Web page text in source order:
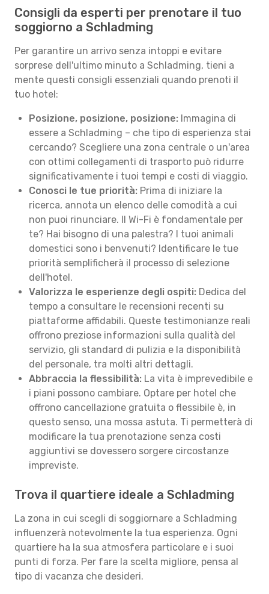
Consigli da esperti per prenotare il tuo
soggiorno a Schladming
Per garantire un arrivo senza intoppi e evitare
sorprese dell'ultimo minuto a Schladming, tieni a
mente questi consigli essenziali quando prenoti il
tuo hotel:
Posizione, posizione, posizione: Immagina di
essere a Schladming – che tipo di esperienza stai
cercando? Scegliere una zona centrale o un'area
con ottimi collegamenti di trasporto può ridurre
significativamente i tuoi tempi e costi di viaggio.
Conosci le tue priorità: Prima di iniziare la
ricerca, annota un elenco delle comodità a cui
non puoi rinunciare. Il Wi-Fi è fondamentale per
te? Hai bisogno di una palestra? I tuoi animali
domestici sono i benvenuti? Identificare le tue
priorità semplificherà il processo di selezione
dell'hotel.
Valorizza le esperienze degli ospiti: Dedica del
tempo a consultare le recensioni recenti su
piattaforme affidabili. Queste testimonianze reali
offrono preziose informazioni sulla qualità del
servizio, gli standard di pulizia e la disponibilità
del personale, tra molti altri dettagli.
Abbraccia la flessibilità: La vita è imprevedibile e
i piani possono cambiare. Optare per hotel che
offrono cancellazione gratuita o flessibile è, in
questo senso, una mossa astuta. Ti permetterà di
modificare la tua prenotazione senza costi
aggiuntivi se dovessero sorgere circostanze
impreviste.
Trova il quartiere ideale a Schladming
La zona in cui scegli di soggiornare a Schladming
influenzerà notevolmente la tua esperienza. Ogni
quartiere ha la sua atmosfera particolare e i suoi
punti di forza. Per fare la scelta migliore, pensa al
tipo di vacanza che desideri.